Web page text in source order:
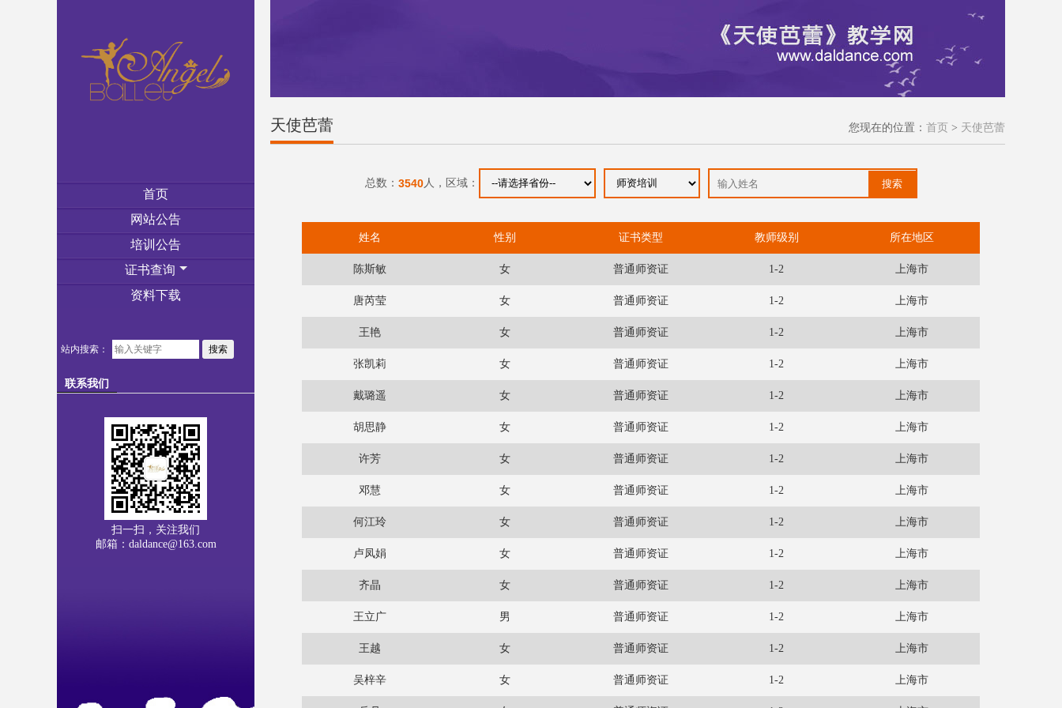
首页
网站公告
培训公告
证书查询
资料下载
站内搜索： 搜索
联系我们
扫一扫，关注我们
邮箱：daldance@163.com
天使芭蕾 您现在的位置： 首页 > 天使芭蕾
总数： 3540人，区域： 搜索
姓名 性别 证书类型 教师级别 所在地区
陈斯敏 女 普通师资证 1-2 上海市
唐芮莹 女 普通师资证 1-2 上海市
王艳 女 普通师资证 1-2 上海市
张凯莉 女 普通师资证 1-2 上海市
戴璐遥 女 普通师资证 1-2 上海市
胡思静 女 普通师资证 1-2 上海市
许芳 女 普通师资证 1-2 上海市
邓慧 女 普通师资证 1-2 上海市
何江玲 女 普通师资证 1-2 上海市
卢凤娟 女 普通师资证 1-2 上海市
齐晶 女 普通师资证 1-2 上海市
王立广 男 普通师资证 1-2 上海市
王越 女 普通师资证 1-2 上海市
吴梓辛 女 普通师资证 1-2 上海市